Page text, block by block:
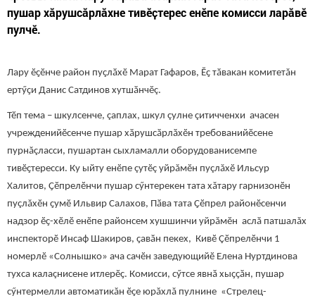
пушар хӑрушсӑрлӑхне тивӗҫтерес енӗпе комисси ларӑвӗ
пулчӗ.
Лару ӗҫӗнче район пуҫлӑхӗ Марат Гафаров, Ӗҫ тӑвакан комитетăн
ертӳҫи Данис Сатдинов хутшӑнчӗç.
Тӗп тема – шкулсенче, çаплах, шкул çулне çитичченхи ачасен
учрежденийӗсенче пушар хӑрушсӑрлӑхӗн требованийӗсене
пурнăçласси, пушартан сыхламалли оборудованисемпе
тивӗҫтересси. Ку ыйту енӗпе çутӗç уйрăмӗн пуçлăхӗ Ильсур
Халитов, Ҫӗпрелӗнчи пушар сӳнтерекен тата хăтару гарнизонӗн
пуçлăхӗн ҫумӗ Ильвир Салахов, Пӑва тата Ҫӗпрел районӗсенчи
надзор ӗҫ-хӗлӗ енӗпе районсем хушшинчи уйрăмӗн аслӑ патшалăх
инспекторӗ Инсаф Шакиров, ҫавӑн пекех, Кивӗ Çӗпрелӗнчи 1
номерлӗ «Солнышко» ача сачӗн заведующийӗ Елена Нуртдинова
тухса калаçнисене итлерӗҫ. Комисси, сӳтсе явнӑ хыҫҫӑн, пушар
сӳнтермелли автоматикăн ӗҫе юрăхлă пулнине «Стрелец-